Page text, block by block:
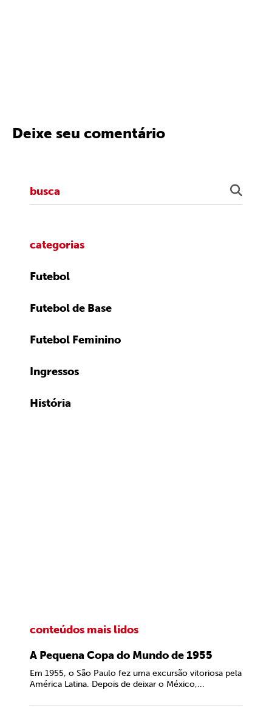
Deixe seu comentário
categorias
Futebol
Futebol de Base
Futebol Feminino
Ingressos
História
conteúdos mais lidos
A Pequena Copa do Mundo de 1955
Em 1955, o São Paulo fez uma excursão vitoriosa pela
América Latina. Depois de deixar o México,...